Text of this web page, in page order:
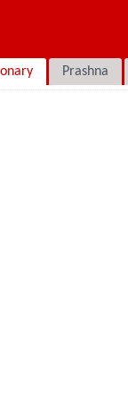
Prashna